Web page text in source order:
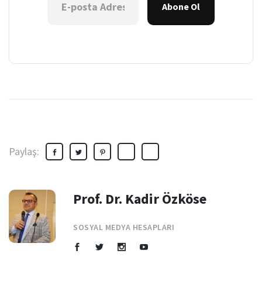
Abone Ol
Paylaş:
Prof. Dr. Kadir Özköse
SOSYAL MEDYA HESAPLARI